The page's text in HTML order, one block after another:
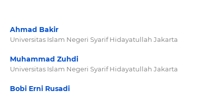
Ahmad Bakir
Universitas Islam Negeri Syarif Hidayatullah Jakarta
Muhammad Zuhdi
Universitas Islam Negeri Syarif Hidayatullah Jakarta
Bobi Erni Rusadi